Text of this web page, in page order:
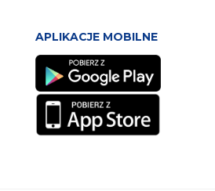
APLIKACJE MOBILNE